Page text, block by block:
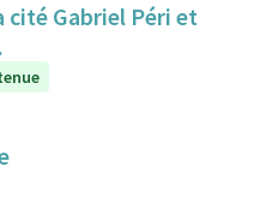
Gabriel Péri et